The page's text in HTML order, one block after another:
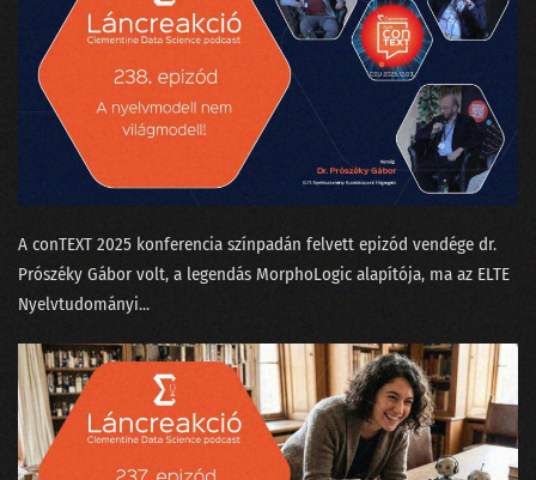
A conTEXT 2025 konferencia színpadán felvett epizód vendége dr.
Prószéky Gábor⁠⁠ volt, a legendás MorphoLogic alapítója, ma az ELTE
Nyelvtudományi...